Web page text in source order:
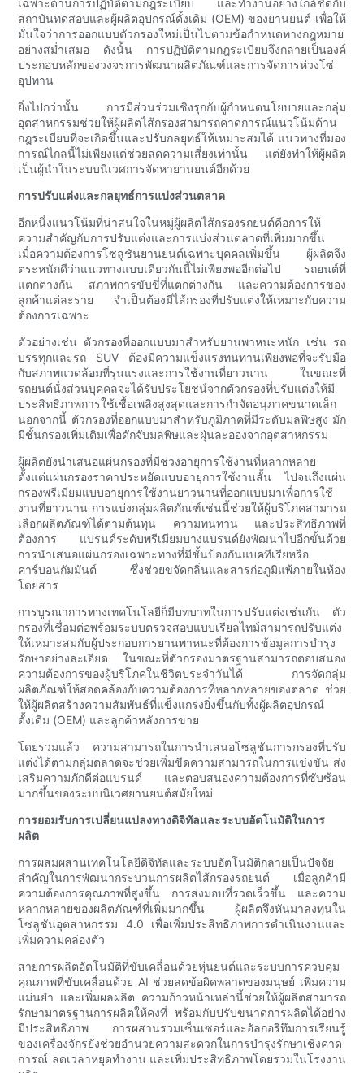
เฉพาะด้านการปฏิบัติตามกฎระเบียบ และทำงานอย่างใกล้ชิดกับ
สถาบันทดสอบและผู้ผลิตอุปกรณ์ดั้งเดิม (OEM) ของยานยนต์ เพื่อให้
มั่นใจว่าการออกแบบตัวกรองใหม่เป็นไปตามข้อกำหนดทางกฎหมาย
อย่างสม่ำเสมอ ดังนั้น การปฏิบัติตามกฎระเบียบจึงกลายเป็นองค์
ประกอบหลักของวงจรการพัฒนาผลิตภัณฑ์และการจัดการห่วงโซ่
อุปทาน
ยิ่งไปกว่านั้น การมีส่วนร่วมเชิงรุกกับผู้กำหนดนโยบายและกลุ่ม
อุตสาหกรรมช่วยให้ผู้ผลิตไส้กรองสามารถคาดการณ์แนวโน้มด้าน
กฎระเบียบที่จะเกิดขึ้นและปรับกลยุทธ์ให้เหมาะสมได้ แนวทางที่มอง
การณ์ไกลนี้ไม่เพียงแต่ช่วยลดความเสี่ยงเท่านั้น แต่ยังทำให้ผู้ผลิต
เป็นผู้นำในระบบนิเวศการจัดหายานยนต์อีกด้วย
การปรับแต่งและกลยุทธ์การแบ่งส่วนตลาด
อีกหนึ่งแนวโน้มที่น่าสนใจในหมู่ผู้ผลิตไส้กรองรถยนต์คือการให้
ความสำคัญกับการปรับแต่งและการแบ่งส่วนตลาดที่เพิ่มมากขึ้น
เมื่อความต้องการโซลูชันยานยนต์เฉพาะบุคคลเพิ่มขึ้น ผู้ผลิตจึง
ตระหนักดีว่าแนวทางแบบเดียวกันนี้ไม่เพียงพออีกต่อไป รถยนต์ที่
แตกต่างกัน สภาพการขับขี่ที่แตกต่างกัน และความต้องการของ
ลูกค้าแต่ละราย จำเป็นต้องมีไส้กรองที่ปรับแต่งให้เหมาะกับความ
ต้องการเฉพาะ
ตัวอย่างเช่น ตัวกรองที่ออกแบบมาสำหรับยานพาหนะหนัก เช่น รถ
บรรทุกและรถ SUV ต้องมีความแข็งแรงทนทานเพียงพอที่จะรับมือ
กับสภาพแวดล้อมที่รุนแรงและการใช้งานที่ยาวนาน ในขณะที่
รถยนต์นั่งส่วนบุคคลจะได้รับประโยชน์จากตัวกรองที่ปรับแต่งให้มี
ประสิทธิภาพการใช้เชื้อเพลิงสูงสุดและการกำจัดอนุภาคขนาดเล็ก
นอกจากนี้ ตัวกรองที่ออกแบบมาสำหรับภูมิภาคที่มีระดับมลพิษสูง มัก
มีชั้นกรองเพิ่มเติมเพื่อดักจับมลพิษและฝุ่นละอองจากอุตสาหกรรม
ผู้ผลิตยังนำเสนอแผ่นกรองที่มีช่วงอายุการใช้งานที่หลากหลาย
ตั้งแต่แผ่นกรองราคาประหยัดแบบอายุการใช้งานสั้น ไปจนถึงแผ่น
กรองพรีเมียมแบบอายุการใช้งานยาวนานที่ออกแบบมาเพื่อการใช้
งานที่ยาวนาน การแบ่งกลุ่มผลิตภัณฑ์เช่นนี้ช่วยให้ผู้บริโภคสามารถ
เลือกผลิตภัณฑ์ได้ตามต้นทุน ความทนทาน และประสิทธิภาพที่
ต้องการ แบรนด์ระดับพรีเมียมบางแบรนด์ยังพัฒนาไปอีกขั้นด้วย
การนำเสนอแผ่นกรองเฉพาะทางที่มีชั้นป้องกันแบคทีเรียหรือ
คาร์บอนกัมมันต์ ซึ่งช่วยขจัดกลิ่นและสารก่อภูมิแพ้ภายในห้อง
โดยสาร
การบูรณาการทางเทคโนโลยีก็มีบทบาทในการปรับแต่งเช่นกัน ตัว
กรองที่เชื่อมต่อพร้อมระบบตรวจสอบแบบเรียลไทม์สามารถปรับแต่ง
ให้เหมาะสมกับผู้ประกอบการยานพาหนะที่ต้องการข้อมูลการบำรุง
รักษาอย่างละเอียด ในขณะที่ตัวกรองมาตรฐานสามารถตอบสนอง
ความต้องการของผู้บริโภคในชีวิตประจำวันได้ การจัดกลุ่ม
ผลิตภัณฑ์ให้สอดคล้องกับความต้องการที่หลากหลายของตลาด ช่วย
ให้ผู้ผลิตสร้างความสัมพันธ์ที่แข็งแกร่งยิ่งขึ้นกับทั้งผู้ผลิตอุปกรณ์
ดั้งเดิม (OEM) และลูกค้าหลังการขาย
โดยรวมแล้ว ความสามารถในการนำเสนอโซลูชันการกรองที่ปรับ
แต่งได้ตามกลุ่มตลาดจะช่วยเพิ่มขีดความสามารถในการแข่งขัน ส่ง
เสริมความภักดีต่อแบรนด์ และตอบสนองความต้องการที่ซับซ้อน
มากขึ้นของระบบนิเวศยานยนต์สมัยใหม่
การยอมรับการเปลี่ยนแปลงทางดิจิทัลและระบบอัตโนมัติในการ
ผลิต
การผสมผสานเทคโนโลยีดิจิทัลและระบบอัตโนมัติกลายเป็นปัจจัย
สำคัญในการพัฒนากระบวนการผลิตไส้กรองรถยนต์ เมื่อลูกค้ามี
ความต้องการคุณภาพที่สูงขึ้น การส่งมอบที่รวดเร็วขึ้น และความ
หลากหลายของผลิตภัณฑ์ที่เพิ่มมากขึ้น ผู้ผลิตจึงหันมาลงทุนใน
โซลูชันอุตสาหกรรม 4.0 เพื่อเพิ่มประสิทธิภาพการดำเนินงานและ
เพิ่มความคล่องตัว
สายการผลิตอัตโนมัติที่ขับเคลื่อนด้วยหุ่นยนต์และระบบการควบคุม
คุณภาพที่ขับเคลื่อนด้วย AI ช่วยลดข้อผิดพลาดของมนุษย์ เพิ่มความ
แม่นยำ และเพิ่มผลผลิต ความก้าวหน้าเหล่านี้ช่วยให้ผู้ผลิตสามารถ
รักษามาตรฐานการผลิตให้คงที่ พร้อมกับปรับขนาดการผลิตได้อย่าง
มีประสิทธิภาพ การผสานรวมเซ็นเซอร์และอัลกอริทึมการเรียนรู้
ของเครื่องจักรยังช่วยอำนวยความสะดวกในการบำรุงรักษาเชิงคาด
การณ์ ลดเวลาหยุดทำงาน และเพิ่มประสิทธิภาพโดยรวมในโรงงาน